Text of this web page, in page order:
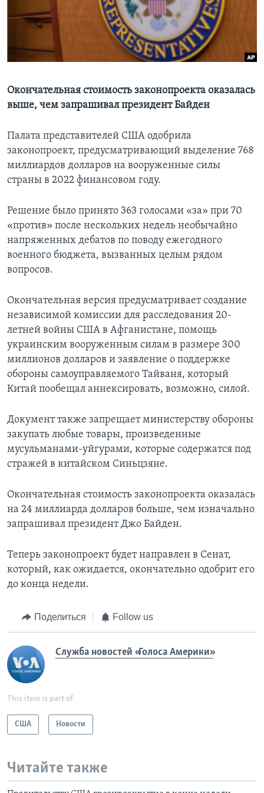
Learning English
СОЦИАЛЬНЫЕ СЕТИ
Языки
Окончательная стоимость законопроекта оказалась
выше, чем запрашивал президент Байден
Палата представителей США одобрила
законопроект, предусматривающий выделение 768
миллиардов долларов на вооруженные силы
страны в 2022 финансовом году.
Решение было принято 363 голосами «за» при 70
«против» после нескольких недель необычайно
напряженных дебатов по поводу ежегодного
военного бюджета, вызванных целым рядом
вопросов.
Окончательная версия предусматривает создание
независимой комиссии для расследования 20-
летней войны США в Афганистане, помощь
украинским вооруженным силам в размере 300
миллионов долларов и заявление о поддержке
обороны самоуправляемого Тайваня, который
Китай пообещал аннексировать, возможно, силой.
Документ также запрещает министерству обороны
закупать любые товары, произведенные
мусульманами-уйгурами, которые содержатся под
стражей в китайском Синьцзяне.
Окончательная стоимость законопроекта оказалась
на 24 миллиарда долларов больше, чем изначально
запрашивал президент Джо Байден.
Теперь законопроект будет направлен в Сенат,
который, как ожидается, окончательно одобрит его
до конца недели.
Поделиться Follow us
Служба новостей «Голоса Америки»
This item is part of
США Новости
Читайте также